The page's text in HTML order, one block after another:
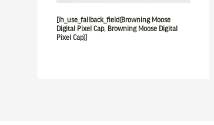
[ih_use_fallback_field(Browning Moose
Digital Pixel Cap, Browning Moose Digital
Pixel Cap)]